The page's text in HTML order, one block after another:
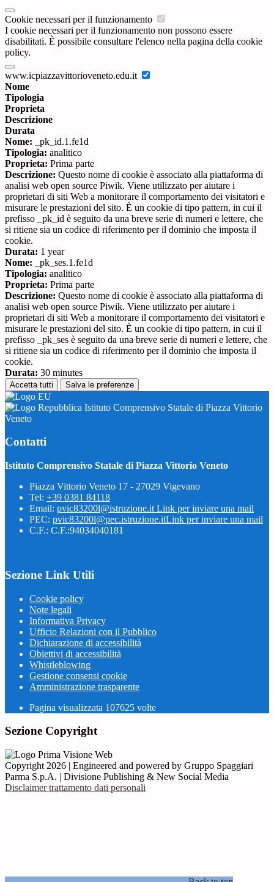
Cookie necessari per il funzionamento
I cookie necessari per il funzionamento non possono essere
disabilitati. È possibile consultare l'elenco nella pagina della cookie
policy.
www.icpiazzavittorioveneto.edu.it
Nome
Tipologia
Proprieta
Descrizione
Durata
Nome: _pk_id.1.fe1d
Tipologia: analitico
Proprieta: Prima parte
Descrizione: Questo nome di cookie è associato alla piattaforma di
analisi web open source Piwik. Viene utilizzato per aiutare i
proprietari di siti Web a monitorare il comportamento dei visitatori e
misurare le prestazioni del sito. È un cookie di tipo pattern, in cui il
prefisso _pk_id è seguito da una breve serie di numeri e lettere, che
si ritiene sia un codice di riferimento per il dominio che imposta il
cookie.
Durata: 1 year
Nome: _pk_ses.1.fe1d
Tipologia: analitico
Proprieta: Prima parte
Descrizione: Questo nome di cookie è associato alla piattaforma di
analisi web open source Piwik. Viene utilizzato per aiutare i
proprietari di siti Web a monitorare il comportamento dei visitatori e
misurare le prestazioni del sito. È un cookie di tipo pattern, in cui il
prefisso _pk_ses è seguito da una breve serie di numeri e lettere, che
si ritiene sia un codice di riferimento per il dominio che imposta il
cookie.
Durata: 30 minutes
Accetta tutti Salva le preferenze
Istituto Comprensivo Statale di Piazza Vittorio
Veneto
Contatti
Istituto Comprensivo Statale di Piazza Vittorio Veneto
Piazza Vittorio Veneto 17 - 27029 Vigevano
Tel: +39 0381 84118
Email: pvic83200l@istruzione.it Link per inviare una mail
PEC: pvic83200l@pec.istruzione.itLink per inviare una mail
C.F.: C.F.:94034040181
Sezione Link Utili
Cookie policy
Note legali
Informativa Privacy
Ufficio Relazioni con il Pubblico
Dichiarazione di accessibilità
Obiettivi di accessibilità
Whistleblowing
Gestione consensi cookie
Amministrazione trasparente
Pagina visualizzata 107625 volte
Sezione Copyright
Copyright 2026 | Engineered and powered by Gruppo Spaggiari
Parma S.p.A. | Divisione Publishing & New Social Media
Disclaimer trattamento dati personali